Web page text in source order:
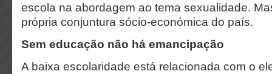
escola na abordagem ao tema sexualidade.
própria conjuntura sócio-económica do país.
Sem educação não há emancipação
A baixa escolaridade está relacionada com o